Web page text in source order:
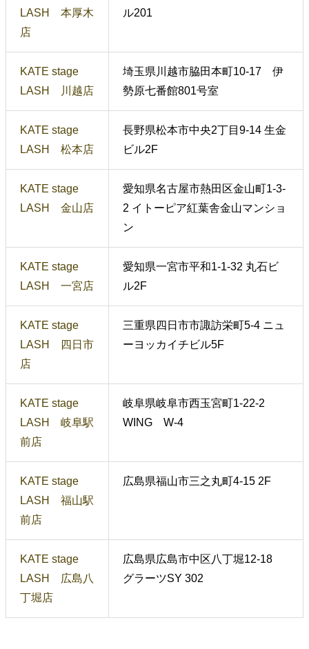
LASH 本厚木
店
ル201
KATE stage
LASH 川越店
埼玉県川越市脇田本町10-17 伊
勢原七番館801号室
KATE stage
LASH 松本店
長野県松本市中央2丁目9-14 生金
ビル2F
KATE stage
LASH 金山店
愛知県名古屋市熱田区金山町1-3-
2 イトーピア紅葉舎金山マンショ
ン
KATE stage
LASH 一宮店
愛知県一宮市平和1-1-32 丸石ビ
ル2F
KATE stage
LASH 四日市
店
三重県四日市市諏訪栄町5-4 ニュ
ーヨッカイチビル5F
KATE stage
LASH 岐阜駅
前店
岐阜県岐阜市西玉宮町1-22-2
WING W-4
KATE stage
LASH 福山駅
前店
広島県福山市三之丸町4-15 2F
KATE stage
LASH 広島八
丁堀店
広島県広島市中区八丁堀12-18
グラーツSY 302